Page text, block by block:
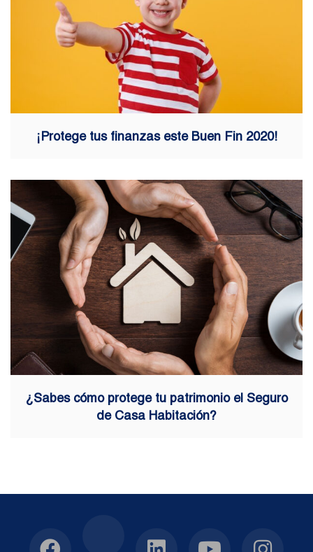
¡Protege tus finanzas este Buen Fin 2020!
¿Sabes cómo protege tu patrimonio el Seguro
de Casa Habitación?